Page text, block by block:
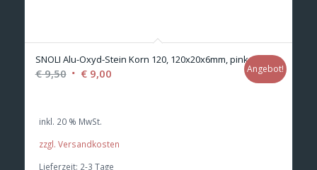
SNOLI Alu-Oxyd-Stein Korn 120, 120x20x6mm, pink
€9,50 Ursprünglicher
€ 9,50
€9,00Aktueller
Angebot!
inkl. 20 % MwSt.
zzgl. Versandkosten
Lieferzeit: 2-3 Tage